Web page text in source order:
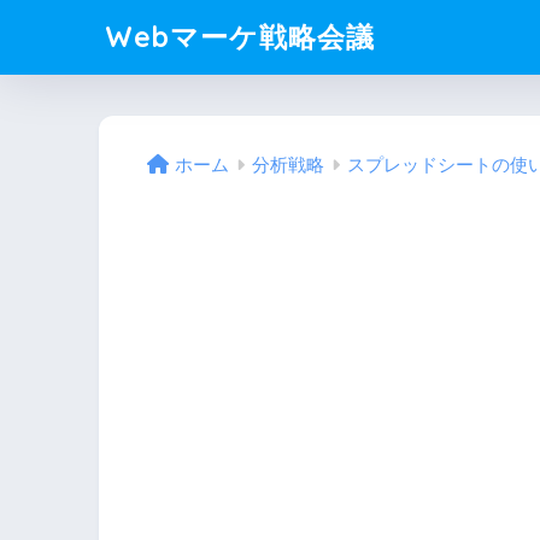
Webマーケ戦略会議
ホーム 分析戦略 スプレッドシートの使